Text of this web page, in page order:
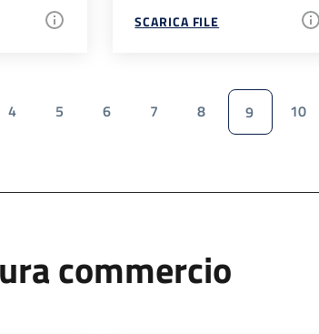
SCARICA FILE
4 5 6 7 8 9 10
commercio